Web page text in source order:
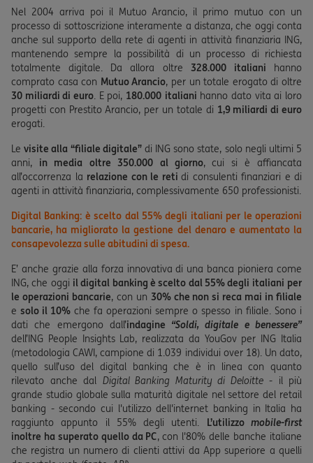
Nel 2004 arriva poi il Mutuo Arancio, il primo mutuo con un
processo di sottoscrizione interamente a distanza, che oggi conta
anche sul supporto della rete di agenti in attività finanziaria ING,
mantenendo sempre la possibilità di un processo di richiesta
totalmente digitale. Da allora oltre 328.000 italiani hanno
comprato casa con Mutuo Arancio, per un totale erogato di oltre
30 miliardi di euro. E poi, 180.000 italiani hanno dato vita ai loro
progetti con Prestito Arancio, per un totale di 1,9 miliardi di euro
erogati.
Levisite alla “filiale digitale”di ING sono state, solo negli ultimi 5
anni, in media oltre 350.000 al giorno, cui si è affiancata
all’occorrenza la relazione con le reti di consulenti finanziari e di
agenti in attività finanziaria, complessivamente 650 professionisti.
Digital Banking: è scelto dal 55% degli italiani per le operazioni
bancarie, ha migliorato la gestione del denaro e aumentato la
consapevolezza sulle abitudini di spesa.
E’ anche grazie alla forza innovativa di una banca pioniera come
ING, che oggi il digital banking è scelto dal 55% degli italiani per
le operazioni bancarie, con un 30% che non si reca mai in filiale
esolo il 10% che fa operazioni sempre o spesso in filiale. Sono i
dati che emergono dall’indagine “Soldi, digitale e benessere”
dell’ING People Insights Lab, realizzata da YouGov per ING Italia
(metodologia CAWI, campione di 1.039 individui over 18). Un dato,
quello sull’uso del digital banking che è in linea con quanto
rilevato anche dal Digital Banking Maturity di Deloitte- il più
grande studio globale sulla maturità digitale nel settore del retail
banking - secondo cui l'utilizzo dell'internet banking in Italia ha
raggiunto appunto il 55% degli utenti. L’utilizzomobile-first
inoltre ha superato quello da PC, con l'80% delle banche italiane
che registra un numero di clienti attivi da App superiore a quelli